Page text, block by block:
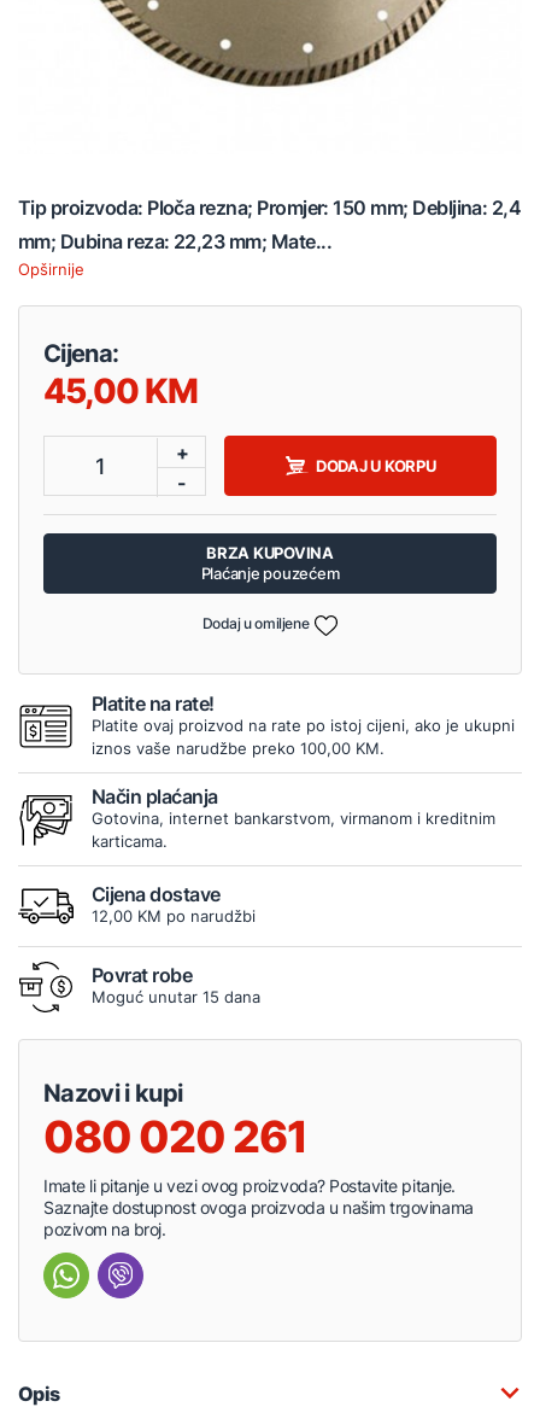
Tip proizvoda: Ploča rezna; Promjer: 150 mm; Debljina: 2,4
mm; Dubina reza: 22,23 mm; Mate...
Opširnije
Cijena:
45,00
1
+
-
DODAJ U KORPU
BRZA KUPOVINA
Plaćanje pouzećem
Dodaj u omiljene
Platite na rate!
Platite ovaj proizvod na rate po istoj cijeni, ako je ukupni
iznos vaše narudžbe preko 100,00 KM.
Način plaćanja
Gotovina, internet bankarstvom, virmanom i kreditnim
karticama.
Cijena dostave
12,00 KM po narudžbi
Povrat robe
Moguć unutar 15 dana
Nazovi i kupi
080 020 261
Imate li pitanje u vezi ovog proizvoda? Postavite pitanje.
Saznajte dostupnost ovoga proizvoda u našim trgovinama
pozivom na broj.
Opis